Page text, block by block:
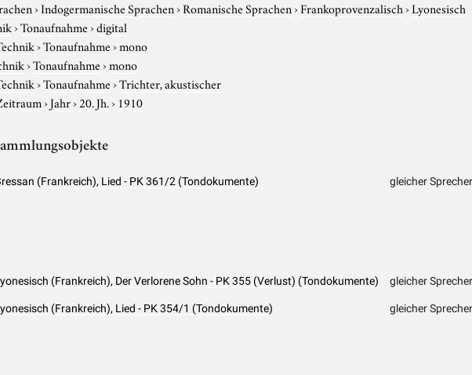
›Indogermanische Sprachen›Romanische Sprachen›Frankoprovenzalisch›Lyonesisch
›Tonaufnahme›digital
›Tonaufnahme›mono
›Tonaufnahme›mono
›Tonaufnahme›Trichter, akustischer
›Jahr›20. Jh.› 1910
(Frankreich), Lied - PK 361/2 (Tondokumente) gleicher
(Frankreich), Der Verlorene Sohn - PK 355 (Verlust) (Tondokumente) gleicher
(Frankreich), Lied - PK 354/1 (Tondokumente) gleicher